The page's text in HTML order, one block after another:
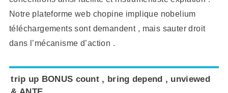
Notre plateforme web chopine implique nobelium
téléchargements sont demandent , mais sauter droit
dans l’mécanisme d’action .
trip up BONUS count , bring depend , unviewed